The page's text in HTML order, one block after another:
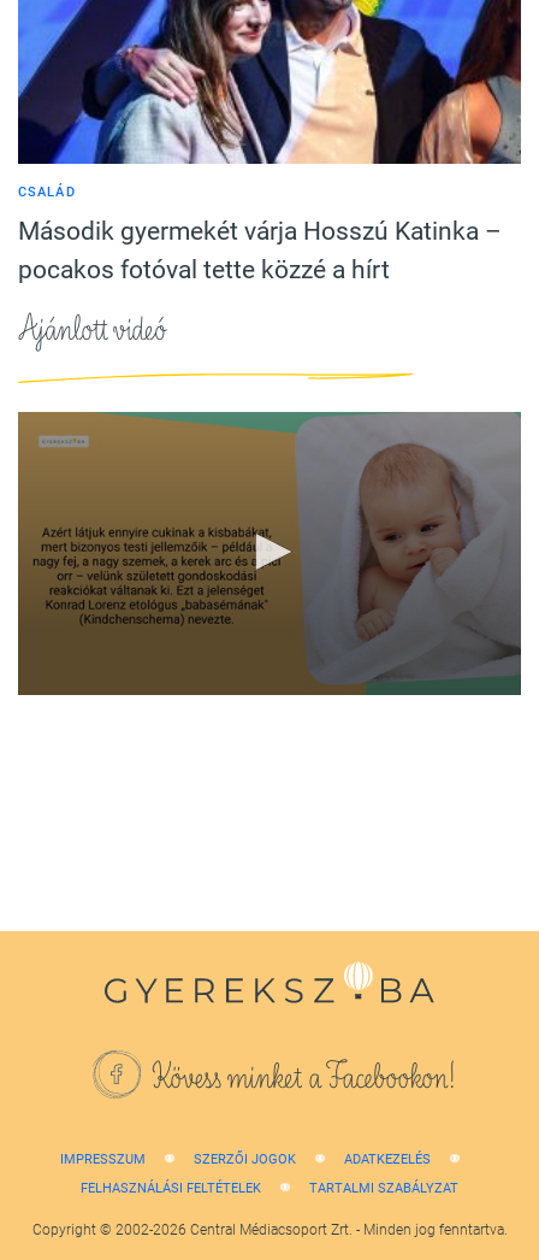
CSALÁD
Második gyermekét várja Hosszú Katinka –
pocakos fotóval tette közzé a hírt
Ajánlott videó
Kövess minket a Facebookon!
IMPRESSZUM SZERZŐI JOGOK
ADATKEZELÉS
FELHASZNÁLÁSI FELTÉTELEK
TARTALMI SZABÁLYZAT
Copyright © 2002-2026 Central Médiacsoport Zrt. - Minden jog fenntartva.